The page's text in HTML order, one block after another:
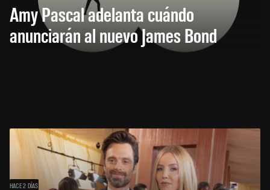
Amy Pascal adelanta cuándo
anunciarán al nuevo James Bond
HACE 2 DÍAS